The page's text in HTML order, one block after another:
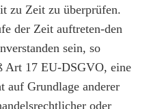
zu Zeit zu überprüfen.
der Zeit auftreten-den
sein, so
Art 17 EU-DSGVO, eine
auf Grundlage anderer
oder